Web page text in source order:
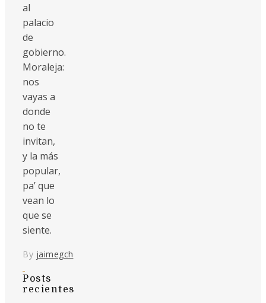
al
palacio
de
gobierno.
Moraleja:
nos
vayas a
donde
no te
invitan,
y la más
popular,
pa’ que
vean lo
que se
siente.
By jaimegch
Posts
recientes